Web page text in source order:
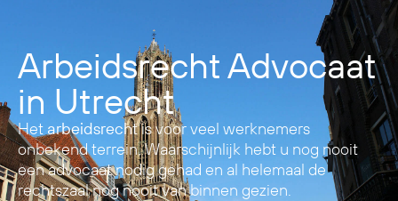
Arbeidsrecht Advocaat
in Utrecht
Hetarbeidsrechtis voor veel werknemers
onbekend terrein. Waarschijnlijk hebt u nog nooit
een advocaat nodig gehad en al helemaal de
rechtszaal nog nooit van binnen gezien.